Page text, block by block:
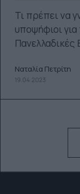
Τι πρέπει να
υποψήφιοι
Πανελλαδικές
Ναταλία Πετρίτη
19.04.2023